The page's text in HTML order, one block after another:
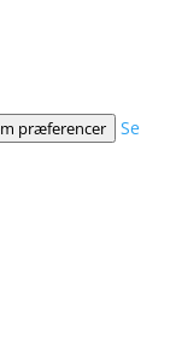
præferencer
Se